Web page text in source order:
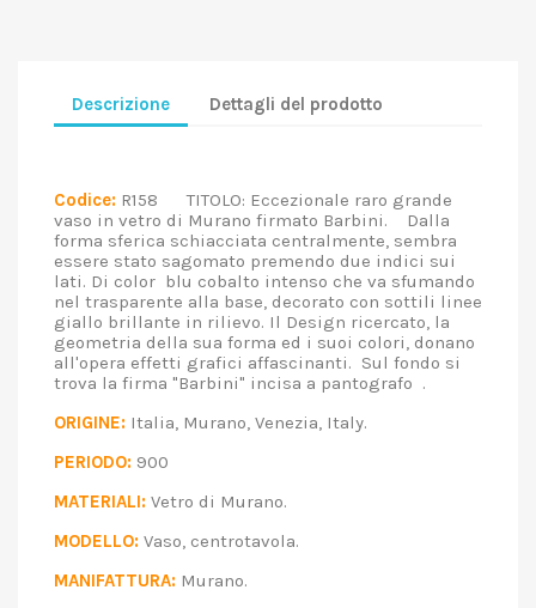
Descrizione Dettagli del prodotto
Codice: R158 TITOLO: Eccezionale raro grande
vaso in vetro di Murano firmato Barbini. Dalla
forma sferica schiacciata centralmente, sembra
essere stato sagomato premendo due indici sui
lati. Di color blu cobalto intenso che va sfumando
nel trasparente alla base, decorato con sottili linee
giallo brillante in rilievo. Il Design ricercato, la
geometria della sua forma ed i suoi colori, donano
all'opera effetti grafici affascinanti. Sul fondo si
trova la firma "Barbini" incisa a pantografo .
ORIGINE: Italia, Murano, Venezia, Italy.
PERIODO: 900
MATERIALI: Vetro di Murano.
MODELLO: Vaso, centrotavola.
MANIFATTURA: Murano.